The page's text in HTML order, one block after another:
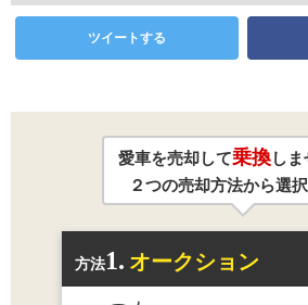
ツイートする
愛車を売却して乗換しま
２つの売却方法から選択
方法1. オークション